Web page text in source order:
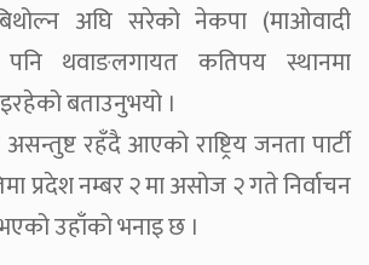
अघि सरेको नेकपा (माओवादी
थवाङलगायत कतिपय स्थानमा
बताउनुभयो ।
रहँदै आएको राष्ट्रिय जनता पार्टी
प्रदेश नम्बर २ मा असोज २ गते निर्वाचन
उहाँको भनाइ छ ।